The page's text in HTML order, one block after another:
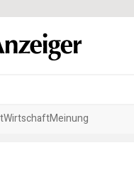
WirtschaftMeinung